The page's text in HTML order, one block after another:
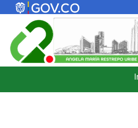
contenido